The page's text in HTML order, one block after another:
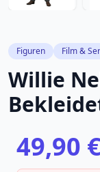
Figuren Film &
Willie
49,90 €